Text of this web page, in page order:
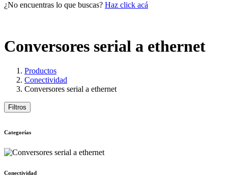
¿No encuentras lo que buscas? Haz click acá
Conversores serial a ethernet
Productos
Conectividad
Conversores serial a ethernet
Filtros
Categorías
Conectividad